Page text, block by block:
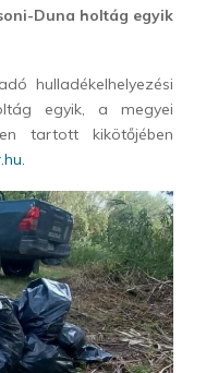
Duna holtág egyik
hulladékelhelyezési
egyik, a megyei
tartott kikötőjében